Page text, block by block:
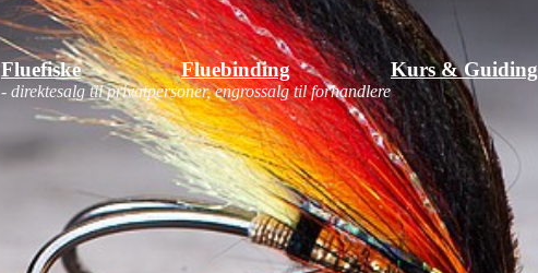
Fluefiske Fluebinding Kurs & Guiding
- direktesalg til privatpersoner, engrossalg til forhandlere